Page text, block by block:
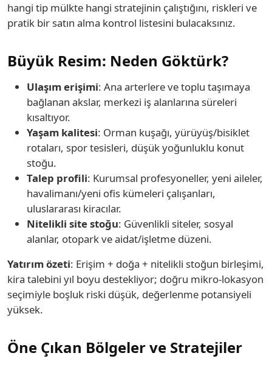
hangi tip mülkte hangi stratejinin çalıştığını, riskleri ve
pratik bir satın alma kontrol listesini bulacaksınız.
Büyük Resim: Neden Göktürk?
Ulaşım erişimi: Ana arterlere ve toplu taşımaya
bağlanan akslar, merkezi iş alanlarına süreleri
kısaltıyor.
Yaşam kalitesi: Orman kuşağı, yürüyüş/bisiklet
rotaları, spor tesisleri, düşük yoğunluklu konut
stoğu.
Talep profili: Kurumsal profesyoneller, yeni aileler,
havalimanı/yeni ofis kümeleri çalışanları,
uluslararası kiracılar.
Nitelikli site stoğu: Güvenlikli siteler, sosyal
alanlar, otopark ve aidat/işletme düzeni.
Yatırım özeti: Erişim + doğa + nitelikli stoğun birleşimi,
kira talebini yıl boyu destekliyor; doğru mikro-lokasyon
seçimiyle boşluk riski düşük, değerlenme potansiyeli
yüksek.
Öne Çıkan Bölgeler ve Stratejiler